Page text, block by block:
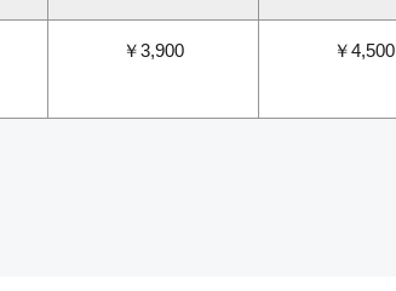
￥3,900 ￥4,500